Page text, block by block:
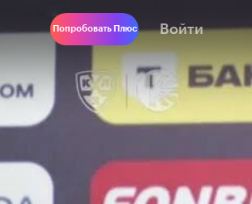
Попробовать Плюс Войти